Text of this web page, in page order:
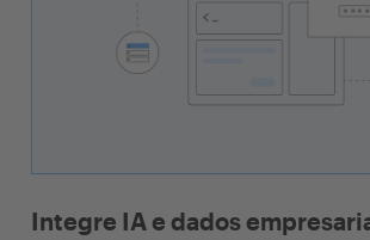
Integre IA e dados